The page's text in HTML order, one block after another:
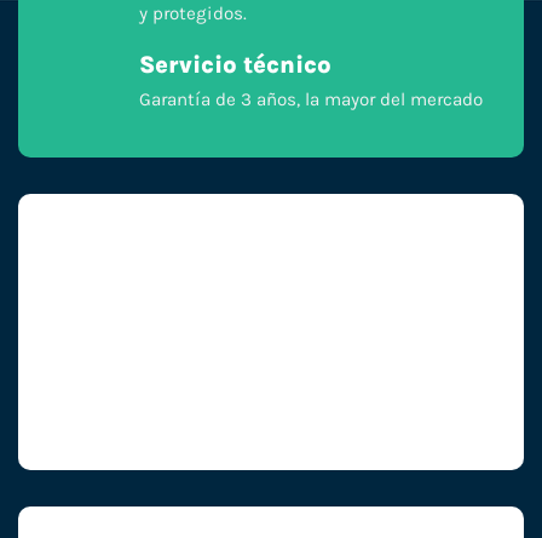
y protegidos.
Servicio técnico
Garantía de 3 años, la mayor del mercado